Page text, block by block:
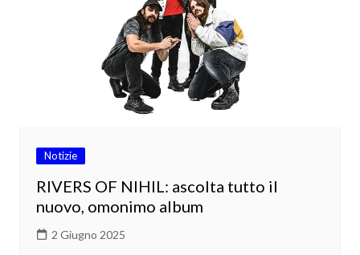
Notizie
RIVERS OF NIHIL: ascolta tutto il
nuovo, omonimo album
2 Giugno 2025